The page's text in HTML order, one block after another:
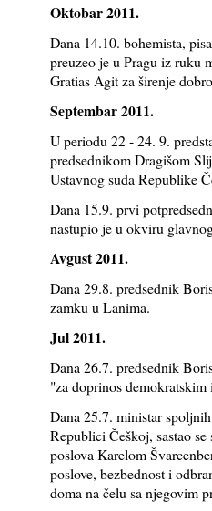
Oktobar 2011.
Dana 14.10. bohemista,
preuzeo je u Pragu iz ruku
Gratias Agit za širenje
Septembar 2011.
U periodu 22 - 24. 9.
predsednikom Dragišom
Ustavnog suda Republike
Dana 15.9. prvi
nastupio je u okviru
Avgust 2011.
Dana 29.8. predsednik
zamku u Lanima.
Jul 2011.
Dana 26.7. predsednik
"za doprinos
Dana 25.7. ministar
Republici Češkoj, sastao
poslova Karelom
poslove, bezbednost i
doma na čelu sa njegovim